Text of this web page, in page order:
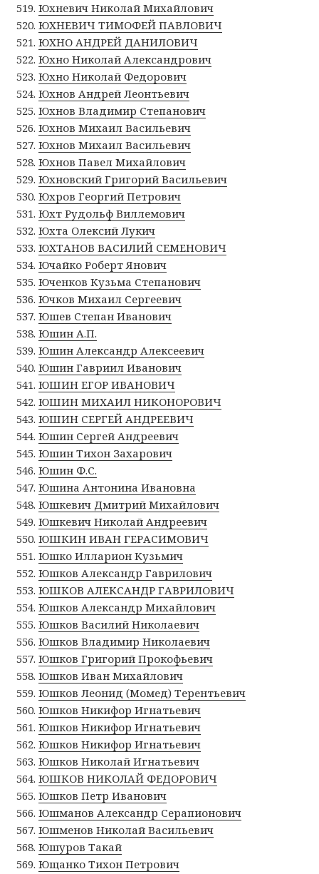
Юхневич Николай Михайлович
ЮХНЕВИЧ ТИМОФЕЙ ПАВЛОВИЧ
ЮХНО АНДРЕЙ ДАНИЛОВИЧ
Юхно Николай Александрович
Юхно Николай Федорович
Юхнов Андрей Леонтьевич
Юхнов Владимир Степанович
Юхнов Михаил Васильевич
Юхнов Михаил Васильевич
Юхнов Павел Михайлович
Юхновский Григорий Васильевич
Юхров Георгий Петрович
Юхт Рудольф Виллемович
Юхта Олексий Лукич
ЮХТАНОВ ВАСИЛИЙ СЕМЕНОВИЧ
Ючайко Роберт Янович
Юченков Кузьма Степанович
Ючков Михаил Сергеевич
Юшев Степан Иванович
Юшин А.П.
Юшин Александр Алексеевич
Юшин Гавриил Иванович
ЮШИН ЕГОР ИВАНОВИЧ
ЮШИН МИХАИЛ НИКОНОРОВИЧ
ЮШИН СЕРГЕЙ АНДРЕЕВИЧ
Юшин Сергей Андреевич
Юшин Тихон Захарович
Юшин Ф.С.
Юшина Антонина Ивановна
Юшкевич Дмитрий Михайлович
Юшкевич Николай Андреевич
ЮШКИН ИВАН ГЕРАСИМОВИЧ
Юшко Илларион Кузьмич
Юшков Александр Гаврилович
ЮШКОВ АЛЕКСАНДР ГАВРИЛОВИЧ
Юшков Александр Михайлович
Юшков Василий Николаевич
Юшков Владимир Николаевич
Юшков Григорий Прокофьевич
Юшков Иван Михайлович
Юшков Леонид (Момед) Терентьевич
Юшков Никифор Игнатьевич
Юшков Никифор Игнатьевич
Юшков Никифор Игнатьевич
Юшков Николай Игнатьевич
ЮШКОВ НИКОЛАЙ ФЕДОРОВИЧ
Юшков Петр Иванович
Юшманов Александр Серапионович
Юшменов Николай Васильевич
Юшуров Такай
Ющанко Тихон Петрович